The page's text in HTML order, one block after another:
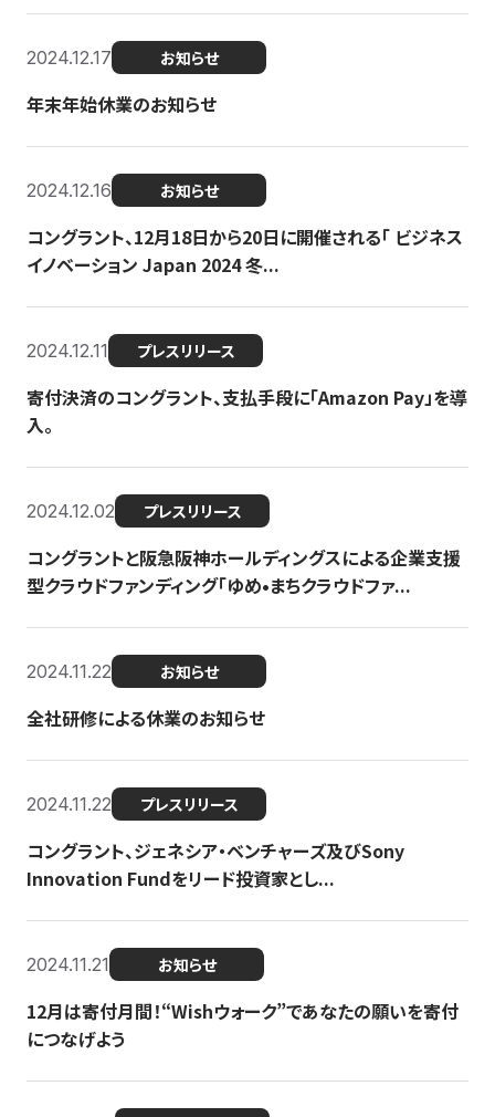
2024.12.17 お知らせ
年末年始休業のお知らせ
2024.12.16 お知らせ
コングラント、12月18日から20日に開催される「 ビジネス
イノベーション Japan 2024 冬...
2024.12.11 プレスリリース
寄付決済のコングラント、支払手段に「Amazon Pay」を導
入。
2024.12.02 プレスリリース
コングラントと阪急阪神ホールディングスによる企業支援
型クラウドファンディング「ゆめ•まちクラウドファ...
2024.11.22 お知らせ
全社研修による休業のお知らせ
2024.11.22 プレスリリース
コングラント、ジェネシア・ベンチャーズ及びSony
Innovation Fundをリード投資家とし...
2024.11.21 お知らせ
12月は寄付月間！“Wishウォーク”であなたの願いを寄付
につなげよう